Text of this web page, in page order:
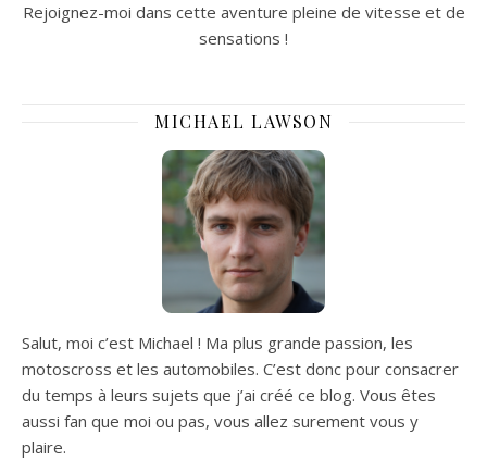
Rejoignez-moi dans cette aventure pleine de vitesse et de
sensations !
MICHAEL LAWSON
Salut, moi c’est Michael ! Ma plus grande passion, les
motoscross et les automobiles. C’est donc pour consacrer
du temps à leurs sujets que j’ai créé ce blog. Vous êtes
aussi fan que moi ou pas, vous allez surement vous y
plaire.